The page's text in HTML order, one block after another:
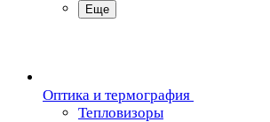
Еще
Oптика и термография
Тепловизоры